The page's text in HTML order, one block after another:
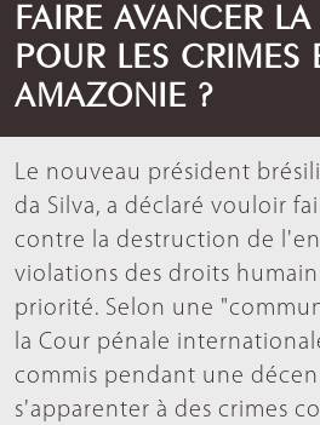
FAIRE AVANCER LA
POUR LES CRIMES
AMAZONIE ?
Le nouveau président
da Silva, a déclaré vouloir
contre la destruction de
violations des droits
priorité. Selon une
la Cour pénale
commis pendant une
s'apparenter à des crimes